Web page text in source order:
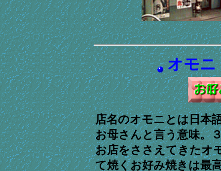
店名のオモニとは日本
お母さんと言う意味。
お店をささえてきたオ
て焼くお好み焼きは最